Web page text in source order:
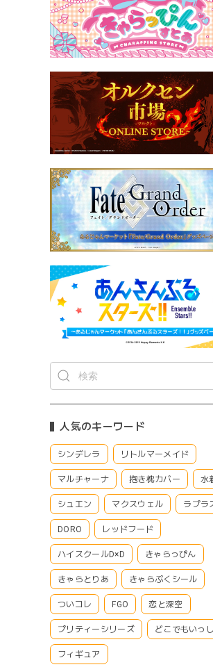
人気のキーワード
シンデレラ リトルマーメイド
マルチャーナ 抱き枕カバー 水
シュエン マクスウェル ラプラ
DORO レッドフード
ハイスクールD×D きゃらっぴん
きゃらとりあ きゃらぷくシール
ついコレ FGO 恋と深空
プリティーシリーズ どこでもいっ
フィギュア